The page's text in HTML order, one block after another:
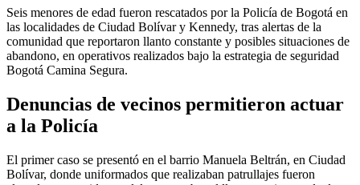
Seis menores de edad fueron rescatados por la Policía de Bogotá en
las localidades de Ciudad Bolívar y Kennedy, tras alertas de la
comunidad que reportaron llanto constante y posibles situaciones de
abandono, en operativos realizados bajo la estrategia de seguridad
Bogotá Camina Segura.
Denuncias de vecinos permitieron actuar
a la Policía
El primer caso se presentó en el barrio Manuela Beltrán, en Ciudad
Bolívar, donde uniformados que realizaban patrullajes fueron